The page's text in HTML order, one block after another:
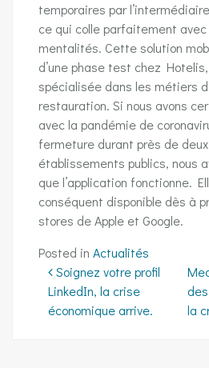
temporaires par
ce qui colle parfaitement avec
mentalités. Cette solution
d’une phase test chez
spécialisée dans les métiers
restauration. Si nous avons
avec la pandémie de
fermeture durant près de
établissements publics, nous
que l’application fonctionne.
conséquent disponible dès à
stores de Apple et Google.
Posted in Actualités
Navigation
Soignez votre profil
LinkedIn, la crise
économique arrive.
la